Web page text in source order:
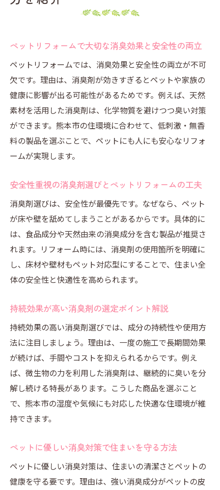
ペットリフォームで大切な消臭効果と安全性の両立
ペットリフォームでは、消臭効果と安全性の両立が不可
欠です。理由は、消臭剤が効きすぎるとペットや家族の
健康に影響が出る可能性があるためです。例えば、天然
素材を活用した消臭剤は、化学物質を避けつつ臭い対策
ができます。熊本市の住環境に合わせて、低刺激・無香
料の製品を選ぶことで、ペットにも人にも安心なリフォ
ームが実現します。
安全性重視の消臭剤選びとペットリフォームの工夫
消臭剤選びは、安全性が最優先です。なぜなら、ペット
が床や壁を舐めてしまうことがあるからです。具体的に
は、食品成分や天然由来の消臭成分を含む製品が推奨さ
れます。リフォーム時には、消臭剤の使用箇所を明確に
し、床材や壁材もペット対応型にすることで、住まい全
体の安全性と快適性を高められます。
持続効果が高い消臭剤の選定ポイント解説
持続効果の高い消臭剤選びでは、成分の持続性や使用方
法に注目しましょう。理由は、一度の施工で長期間効果
が続けば、手間やコストを抑えられるからです。例え
ば、微生物の力を利用した消臭剤は、継続的に臭いを分
解し続ける特長があります。こうした商品を選ぶこと
で、熊本市の湿度や気候にも対応した快適な住環境が維
持できます。
ペットに優しい消臭対策で住まいを守る方法
ペットに優しい消臭対策は、住まいの清潔さとペットの
健康を守る要です。理由は、強い消臭成分がペットの皮